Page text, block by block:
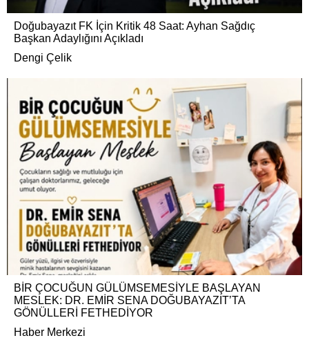
Doğubayazıt FK İçin Kritik 48 Saat: Ayhan Sağdıç
Başkan Adaylığını Açıkladı
Dengi Çelik
BİR ÇOCUĞUN GÜLÜMSEMESİYLE BAŞLAYAN
MESLEK: DR. EMİR SENA DOĞUBAYAZIT’TA
GÖNÜLLERİ FETHEDİYOR
Haber Merkezi